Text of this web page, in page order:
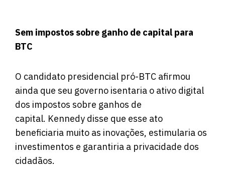
Sem impostos sobre ganho de capital para
BTC
O candidato presidencial pró-BTC afirmou
ainda que seu governo isentaria o ativo digital
dos impostos sobre ganhos de
capital. Kennedy disse que esse ato
beneficiaria muito as inovações, estimularia os
investimentos e garantiria a privacidade dos
cidadãos.